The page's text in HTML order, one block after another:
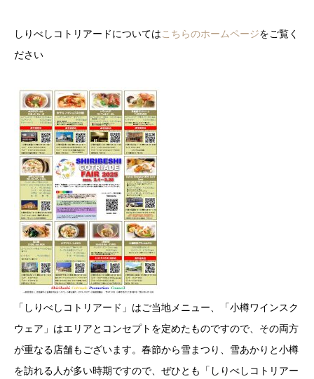
しりべしコトリアードについては こちらのホームページをご覧く
ださい
「しりべしコトリアード」はご当地メニュー、「小樽ワインスク
ウェア」はエリアとコンセプトを定めたものですので、その両方
が重なる店舗もございます。春節から雪まつり、雪あかりと小樽
を訪れる人が多い時期ですので、ぜひとも「しりべしコトリアー